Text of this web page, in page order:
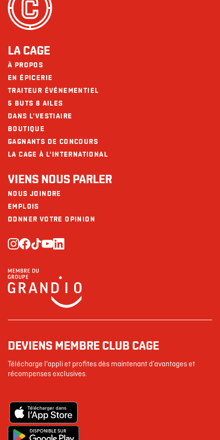
Ne contient pas
Arachides
Les restaurants La Cage - Brasserie sportive et ses collaborateurs ne
peuvent être tenus responsables d’une réaction allergique à la suite d'une
consommation.
Fibres (g)
Sucres (g)
Protéines (g)
Calcium (mg)
Fer (mg)
LA CAGE
À PROPOS
EN ÉPICERIE
TRAITEUR ÉVÉNEMENTIEL
5 BUTS 8 AILES
DANS L'VESTIAIRE
BOUTIQUE
GAGNANTS DE CONCOURS
LA CAGE À L'INTERNATIONAL
VIENS NOUS PARLER
NOUS JOINDRE
EMPLOIS
DONNER VOTRE OPINION
DEVIENS MEMBRE CLUB CAGE
Télécharge l'appli et profites dès maintenant d’avantages et
récompenses exclusives.